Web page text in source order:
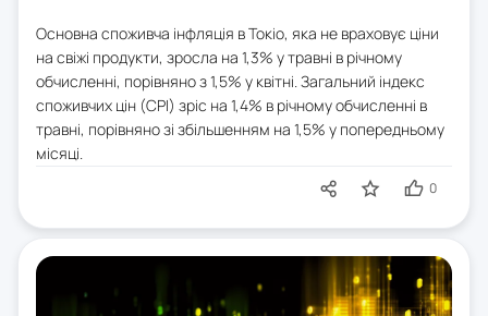
Основна споживча інфляція в Токіо, яка не враховує ціни
на свіжі продукти, зросла на 1,3% у травні в річному
обчисленні, порівняно з 1,5% у квітні. Загальний індекс
споживчих цін (CPI) зріс на 1,4% в річному обчисленні в
травні, порівняно зі збільшенням на 1,5% у попередньому
місяці.
0